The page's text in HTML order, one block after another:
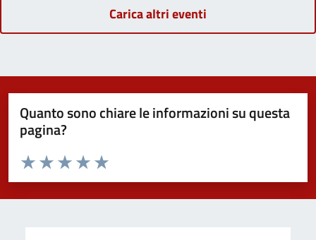
Carica altri eventi
Quanto sono chiare le informazioni su questa
pagina?
Domanda
Valuta da 1 a 5 stelle la pagina
Valuta 5 stelle su 5
Valuta 4 stelle su 5
Valuta 3 stelle su 5
Valuta 2 stelle su 5
Valuta 1 stelle su 5